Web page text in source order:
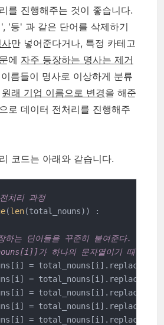
를 진행해주는 것이 좋습니다.
'등' 과 같은 단어를 삭제하기
만 넣어준다거나, 특정 카테고
에 자주 등장하는 명사는 제거
름들이 명사로 이상하게 분류
원래 기업 이름으로 변경을 해준
로 데이터 전처리를 진행해주
코드는 아래와 같습니다.
처리 과정
(len(total_nouns)) :
하는 단어들을 꾸준히 붙여준다. (기업
가 하나의 문자열이기 때문에
= total_nouns[i].replace(
= total_nouns[i].replace(
= total_nouns[i].replace(
= total_nouns[i].replace(
= total_nouns[i].replace(